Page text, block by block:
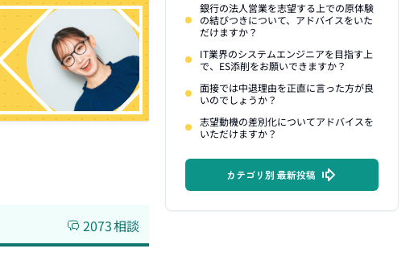
2073相談
銀行の法人営業を志望する上での原体験
の結びつきについて、アドバイスをいた
だけますか？
IT業界のシステムエンジニアを目指す上
で、ES添削をお願いできますか？
面接では中退理由を正直に言った方が良
いのでしょうか？
志望動機の差別化についてアドバイスを
いただけますか？
カテゴリ別 最新投稿